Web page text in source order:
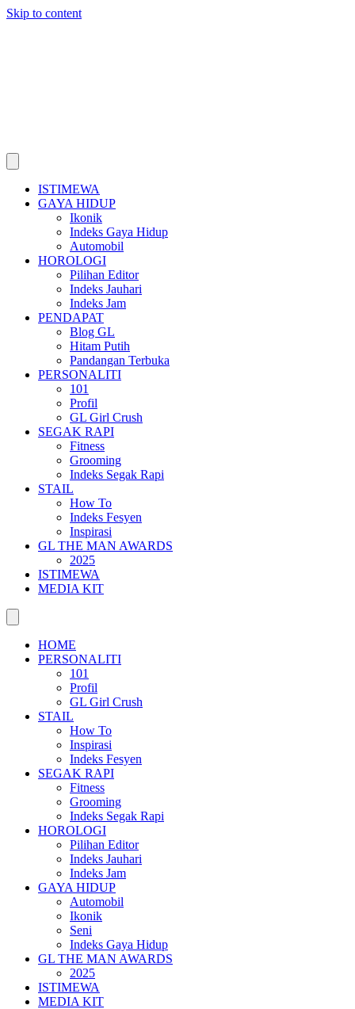
Skip to content
ISTIMEWA
GAYA HIDUP
Ikonik
Indeks Gaya Hidup
Automobil
HOROLOGI
Pilihan Editor
Indeks Jauhari
Indeks Jam
PENDAPAT
Blog GL
Hitam Putih
Pandangan Terbuka
PERSONALITI
101
Profil
GL Girl Crush
SEGAK RAPI
Fitness
Grooming
Indeks Segak Rapi
STAIL
How To
Indeks Fesyen
Inspirasi
GL THE MAN AWARDS
2025
ISTIMEWA
MEDIA KIT
HOME
PERSONALITI
101
Profil
GL Girl Crush
STAIL
How To
Inspirasi
Indeks Fesyen
SEGAK RAPI
Fitness
Grooming
Indeks Segak Rapi
HOROLOGI
Pilihan Editor
Indeks Jauhari
Indeks Jam
GAYA HIDUP
Automobil
Ikonik
Seni
Indeks Gaya Hidup
GL THE MAN AWARDS
2025
ISTIMEWA
MEDIA KIT